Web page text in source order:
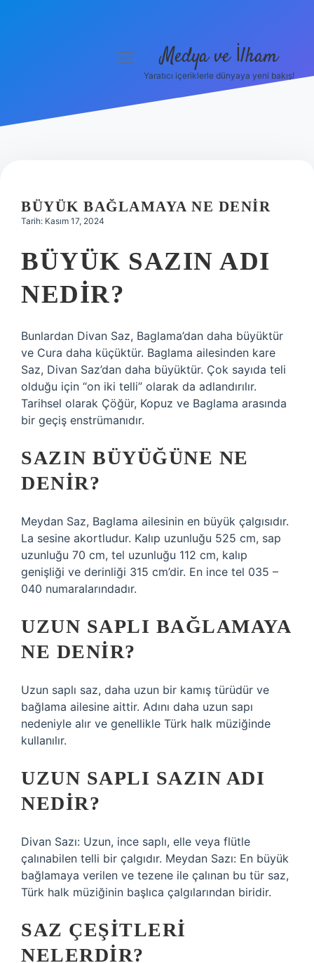
Hakkımızda
menüyüMedya ve İlham
Yaratıcı içeriklerle dünyaya yeni bakış!
BÜYÜK BAĞLAMAYA NE DENIR
Tarih: Kasım 17, 2024
BÜYÜK SAZIN ADI
NEDIR?
Bunlardan Divan Saz, Baglama’dan daha büyüktür
ve Cura daha küçüktür. Baglama ailesinden kare
Saz, Divan Saz’dan daha büyüktür. Çok sayıda teli
olduğu için “on iki telli” olarak da adlandırılır.
Tarihsel olarak Çöğür, Kopuz ve Baglama arasında
bir geçiş enstrümanıdır.
SAZIN BÜYÜĞÜNE NE
DENIR?
Meydan Saz, Baglama ailesinin en büyük çalgısıdır.
La sesine akortludur. Kalıp uzunluğu 525 cm, sap
uzunluğu 70 cm, tel uzunluğu 112 cm, kalıp
genişliği ve derinliği 315 cm’dir. En ince tel 035 –
040 numaralarındadır.
UZUN SAPLI BAĞLAMAYA
NE DENIR?
Uzun saplı saz, daha uzun bir kamış türüdür ve
bağlama ailesine aittir. Adını daha uzun sapı
nedeniyle alır ve genellikle Türk halk müziğinde
kullanılır.
UZUN SAPLI SAZIN ADI
NEDIR?
Divan Sazı: Uzun, ince saplı, elle veya flütle
çalınabilen telli bir çalgıdır. Meydan Sazı: En büyük
bağlamaya verilen ve tezene ile çalınan bu tür saz,
Türk halk müziğinin başlıca çalgılarından biridir.
SAZ ÇEŞITLERI
NELERDIR?